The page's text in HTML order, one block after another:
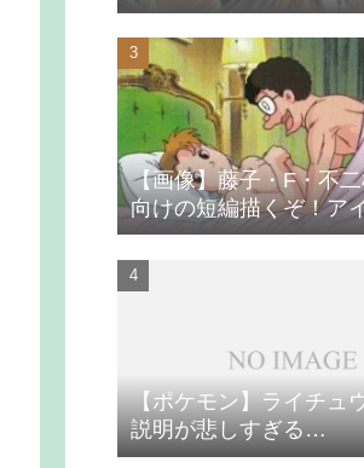
つまらなさに挫折する
【画像】藤子・F・不
向けの短編描くぞ！ア
無理やり抱かれるシー
よ」
【ポケモン】ライチュ
説明が悲しすぎる…